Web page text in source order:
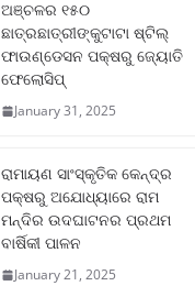
ଅଞ୍ଚଳର ୧୫୦
ଛାତ୍ରଛାତ୍ରୀଙ୍କୁଟାଟା ଷ୍ଟିଲ୍
ଫାଉଣ୍ଡେସନ ପକ୍ଷରୁ ଜ୍ୟୋତି
ଫେଲୋସିପ୍‌
January 31, 2025
ରାମାୟଣ ସାଂସ୍କୃତିକ କେନ୍ଦ୍ର
ପକ୍ଷରୁ ଅଯୋଧ୍ୟାରେ ରାମ
ମନ୍ଦିର ଉଦଘାଟନର ପ୍ରଥମ
ବାର୍ଷିକୀ ପାଳନ
January 21, 2025